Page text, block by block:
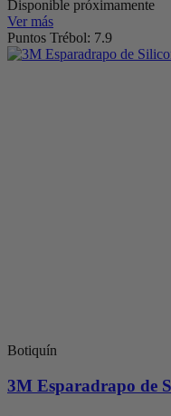
Disponible próximamente
Ver más
Puntos Trébol: 7.9
Botiquín
3M Esparadrapo de